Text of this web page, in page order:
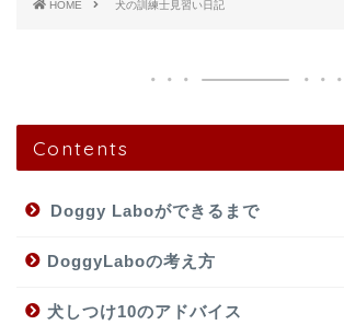
HOME 犬の訓練士見習い日記
Contents
Doggy Laboができるまで
DoggyLaboの考え方
犬しつけ10のアドバイス